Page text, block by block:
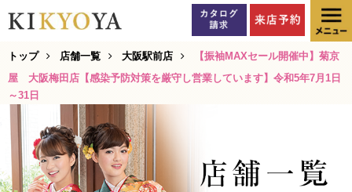
トップ 店舗一覧 大阪駅前店
【振袖MAXセール開催中】菊京
屋 大阪梅田店【感染予防対策を厳守し営業しています】令和5年7月1日
～31日